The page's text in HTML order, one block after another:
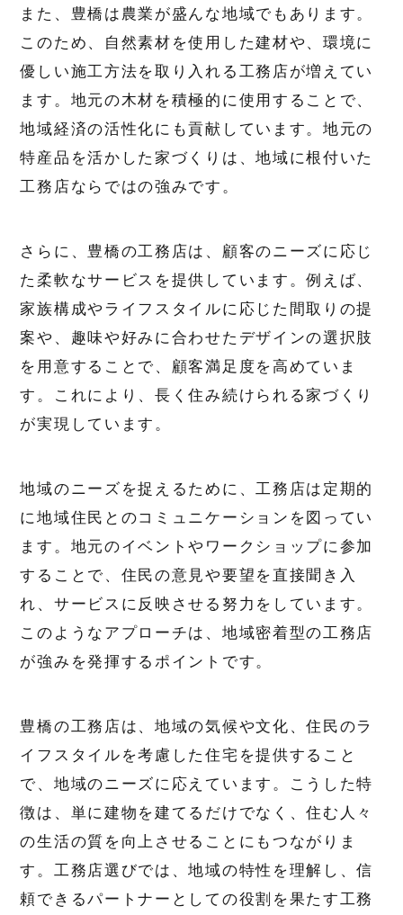
また、豊橋は農業が盛んな地域でもあります。
このため、自然素材を使用した建材や、環境に
優しい施工方法を取り入れる工務店が増えてい
ます。地元の木材を積極的に使用することで、
地域経済の活性化にも貢献しています。地元の
特産品を活かした家づくりは、地域に根付いた
工務店ならではの強みです。
さらに、豊橋の工務店は、顧客のニーズに応じ
た柔軟なサービスを提供しています。例えば、
家族構成やライフスタイルに応じた間取りの提
案や、趣味や好みに合わせたデザインの選択肢
を用意することで、顧客満足度を高めていま
す。これにより、長く住み続けられる家づくり
が実現しています。
地域のニーズを捉えるために、工務店は定期的
に地域住民とのコミュニケーションを図ってい
ます。地元のイベントやワークショップに参加
することで、住民の意見や要望を直接聞き入
れ、サービスに反映させる努力をしています。
このようなアプローチは、地域密着型の工務店
が強みを発揮するポイントです。
豊橋の工務店は、地域の気候や文化、住民のラ
イフスタイルを考慮した住宅を提供すること
で、地域のニーズに応えています。こうした特
徴は、単に建物を建てるだけでなく、住む人々
の生活の質を向上させることにもつながりま
す。工務店選びでは、地域の特性を理解し、信
頼できるパートナーとしての役割を果たす工務